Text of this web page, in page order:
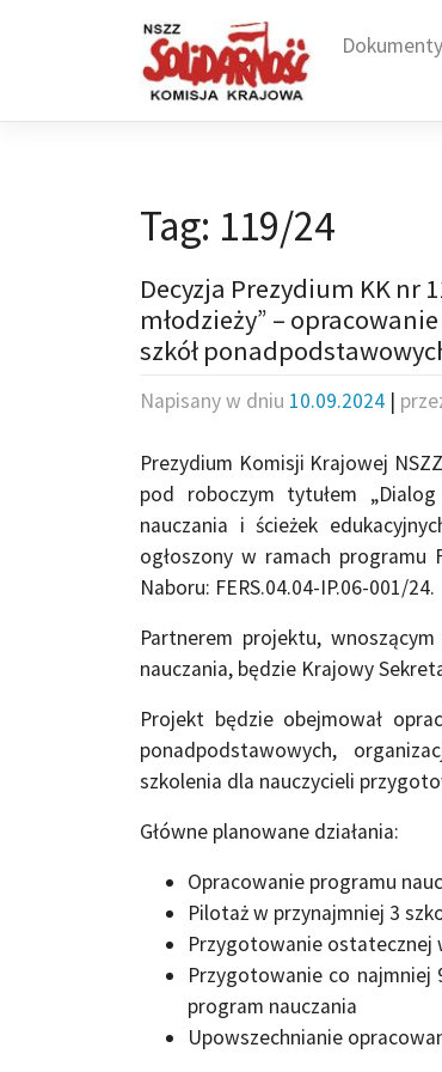
Tag: 119/24
Decyzja Prezydium KK nr
młodzieży” –
szkół
Napisany w dniu 10.09.2024 |
Prezydium Komisji Krajowej
pod roboczym tytułem
nauczania i ścieżek
ogłoszony w ramach programu
Naboru: FERS.04.04-IP.06-001/24.
Partnerem projektu,
nauczania, będzie Krajowy
Projekt będzie obejmował
ponadpodstawowych,
szkolenia dla nauczycieli
Główne planowane działania:
Opracowanie programu
Pilotaż w przynajmniej 3
Przygotowanie ostatecznej
Przygotowanie co
program nauczania
Upowszechnianie